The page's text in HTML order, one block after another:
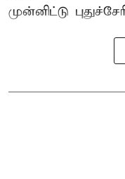
முன்னிட்டு